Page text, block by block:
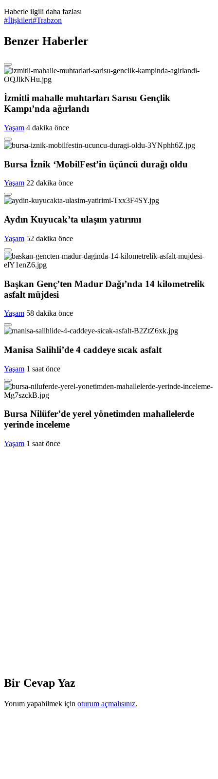
Haberle ilgili daha fazlası
#İlişkileri#Trabzon
Benzer Haberler
İzmitli mahalle muhtarları Sarısu Gençlik
Kampı’nda ağırlandı
Yaşam 4 dakika önce
Bursa İznik ‘MobilFest’in üçüncü durağı oldu
Yaşam 22 dakika önce
Aydın Kuyucak’ta ulaşım yatırımı
Yaşam 52 dakika önce
Başkan Genç’ten Madur Dağı’nda 14 kilometrelik
asfalt müjdesi
Yaşam 58 dakika önce
Manisa Salihli’de 4 caddeye sıcak asfalt
Yaşam 1 saat önce
Bursa Nilüfer’de yerel yönetimden mahallelerde
yerinde inceleme
Yaşam 1 saat önce
Bir Cevap Yaz
Yorum yapabilmek için oturum açmalısınız.